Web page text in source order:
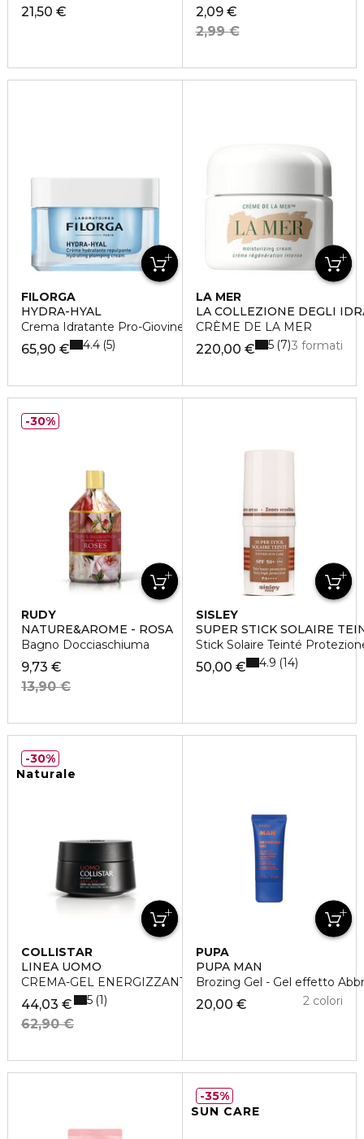
21,50 €
2,09 €
2,99 €
FILORGA
HYDRA-HYAL
Crema Idratante Pro-Giovinezza
65,90 € 4.4 5
LA MER
LA COLLEZIONE DEGLI
CRÈME DE LA MER
220,00 € 3 formati
5 7
RUDY
NATURE&AROME - ROSA
Bagno Docciaschiuma
9,73 €
13,90 €
30%
SISLEY
SUPER STICK SOLAIRE
Stick Solaire Teinté
50,00 € 4.9 14
Naturale
COLLISTAR
LINEA UOMO
CREMA-GEL ENERGIZZANTE ANTI-ETA'
44,03 €
62,90 €
5 1
30%
PUPA
PUPA MAN
Brozing Gel - Gel effetto
20,00 € 2 colori
SUN CARE
35%